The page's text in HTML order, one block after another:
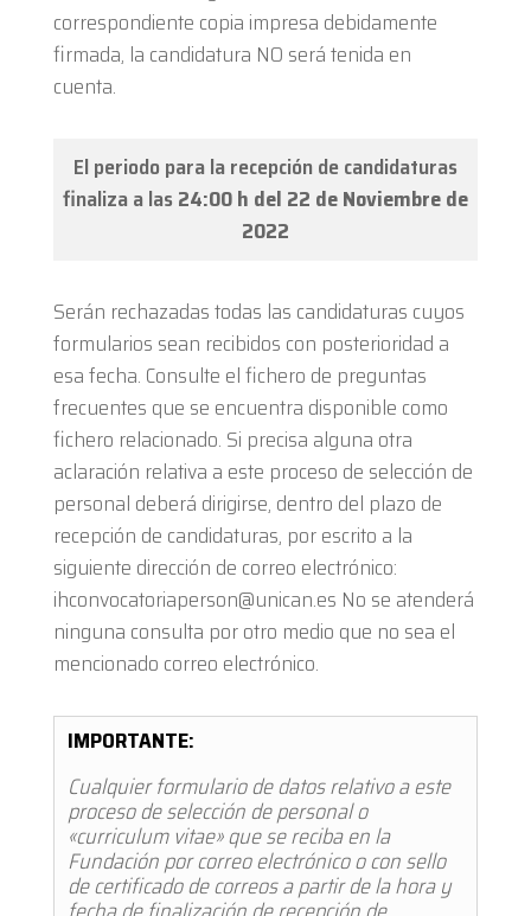
correspondiente copia impresa debidamente
firmada, la candidatura NO será tenida en
cuenta.
El periodo para la recepción de candidaturas
finaliza a las 24:00 h del 22 de Noviembre de
2022
Serán rechazadas todas las candidaturas cuyos
formularios sean recibidos con posterioridad a
esa fecha. Consulte el fichero de preguntas
frecuentes que se encuentra disponible como
fichero relacionado. Si precisa alguna otra
aclaración relativa a este proceso de selección de
personal deberá dirigirse, dentro del plazo de
recepción de candidaturas, por escrito a la
siguiente dirección de correo electrónico:
ihconvocatoriaperson@unican.es No se atenderá
ninguna consulta por otro medio que no sea el
mencionado correo electrónico.
IMPORTANTE:
Cualquier formulario de datos relativo a este
proceso de selección de personal o
«curriculum vitae» que se reciba en la
Fundación por correo electrónico o con sello
de certificado de correos a partir de la hora y